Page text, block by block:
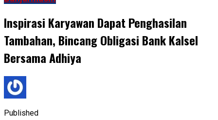
Inspirasi Karyawan Dapat Penghasilan
Tambahan, Bincang Obligasi Bank Kalsel
Bersama Adhiya
Published